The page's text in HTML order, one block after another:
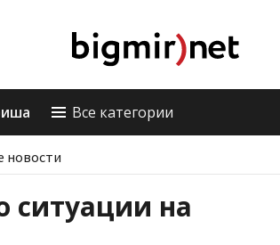
Все категории
новости
ситуации на